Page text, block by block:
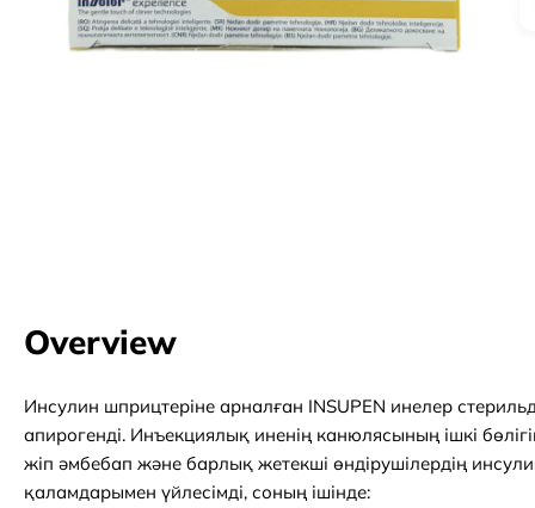
Overview
Инсулин шприцтеріне арналған INSUPEN инелер
апирогенді. Инъекциялық иненің канюлясының ішкі
жіп әмбебап және барлық жетекші өндірушілердің
қаламдарымен үйлесімді, соның ішінде: